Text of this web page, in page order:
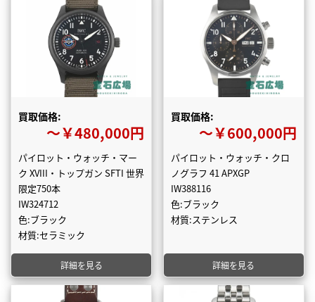
買取価格:
〜￥480,000円
パイロット・ウォッチ・マー
ク XVIII・トップガン SFTI 世界
限定750本
IW324712
色:ブラック
材質:セラミック
詳細を見る
買取価格:
〜￥600,000円
パイロット・ウォッチ・クロ
ノグラフ 41 APXGP
IW388116
色:ブラック
材質:ステンレス
詳細を見る